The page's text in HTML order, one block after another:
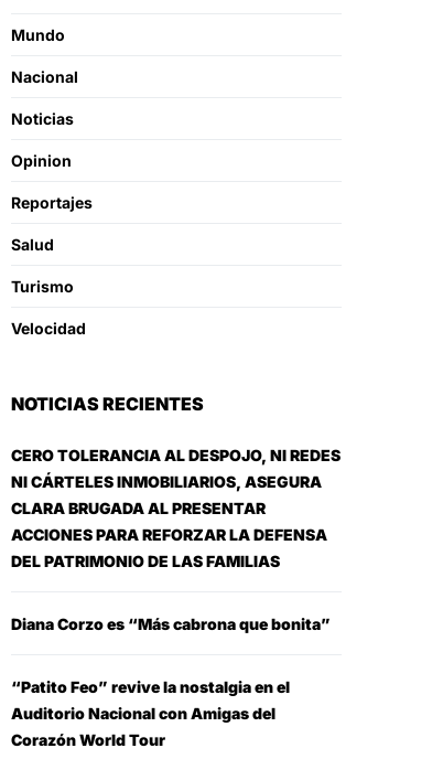
Mundo
Nacional
Noticias
Opinion
Reportajes
Salud
Turismo
Velocidad
NOTICIAS RECIENTES
CERO TOLERANCIA AL DESPOJO, NI REDES
NI CÁRTELES INMOBILIARIOS, ASEGURA
CLARA BRUGADA AL PRESENTAR
ACCIONES PARA REFORZAR LA DEFENSA
DEL PATRIMONIO DE LAS FAMILIAS
Diana Corzo es “Más cabrona que bonita”
“Patito Feo” revive la nostalgia en el
Auditorio Nacional con Amigas del
Corazón World Tour